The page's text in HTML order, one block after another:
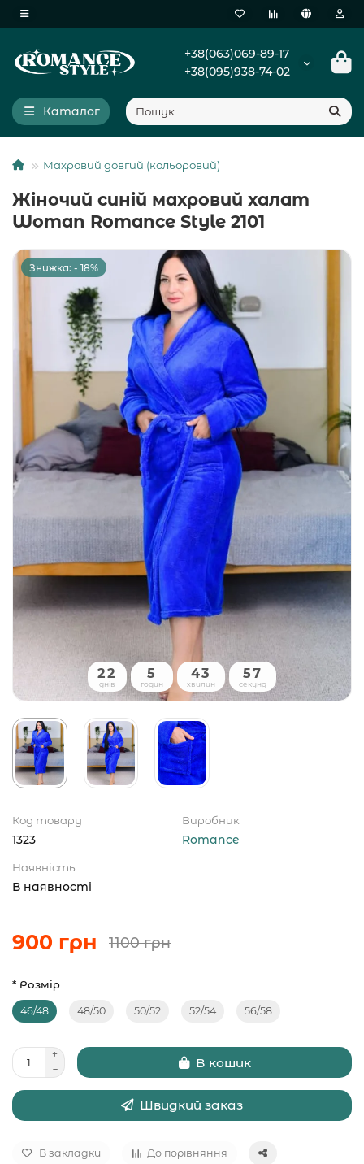
+38(063)069-89-17
+38(095)938-74-02
Каталог
Махровий довгий (кольоровий)
Жіночий синій махровий халат
Woman Romance Style 2101
Знижка: - 18%
22
днів
5
годин
43
хвилин
56
секунд
Код товару
1323
Виробник
Romance
Наявність
В наявності
900 грн 1100 грн
* Розмір
46/48 48/50 50/52 52/54 56/58
В кошик
Швидкий заказ
В закладки До порівняння